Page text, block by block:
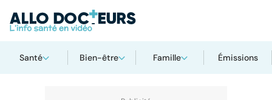
Santé Bien-être Famille Émissions